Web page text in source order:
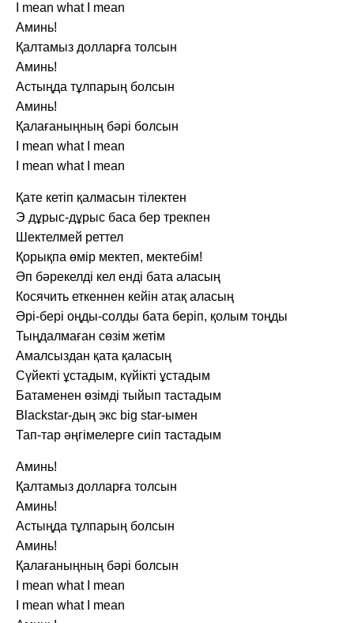
I mean what I mean
Аминь!
Қалтамыз долларға толсын
Аминь!
Астыңда тұлпарың болсын
Аминь!
Қалағаныңның бәрі болсын
I mean what I mean
I mean what I mean
Қате кетіп қалмасын тілектен
Э дұрыс-дұрыс баса бер трекпен
Шектелмей реттел
Қорықпа өмір мектеп, мектебім!
Әп бәрекелді кел енді бата аласың
Косячить еткеннен кейін атақ аласың
Әрі-бері оңды-солды бата беріп, қолым тоңды
Тыңдалмаған сөзім жетім
Амалсыздан қата қаласың
Сүйекті ұстадым, күйікті ұстадым
Батаменен өзімді тыйып тастадым
Blackstar-дың экс big star-ымен
Тап-тар әңгімелерге сиіп тастадым
Аминь!
Қалтамыз долларға толсын
Аминь!
Астыңда тұлпарың болсын
Аминь!
Қалағаныңның бәрі болсын
I mean what I mean
I mean what I mean